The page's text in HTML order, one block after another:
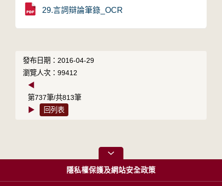
29.言詞辯論筆錄_OCR
發布日期：2016-04-29
瀏覽人次：99412
◀
第737筆/共813筆
▶
回列表
隱私權保護及網站安全政策